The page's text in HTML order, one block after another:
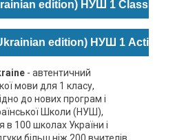
edition) НУШ 1 Class
edition) НУШ 1 Activity
- автентичний
мови для 1 класу,
до нових програм і
Школи (НУШ),
в 100 школах України і